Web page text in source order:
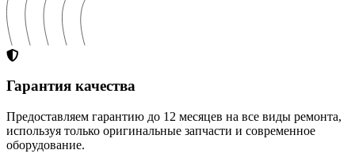
Гарантия качества
Предоставляем гарантию до 12 месяцев на все виды ремонта,
используя только оригинальные запчасти и современное
оборудование.